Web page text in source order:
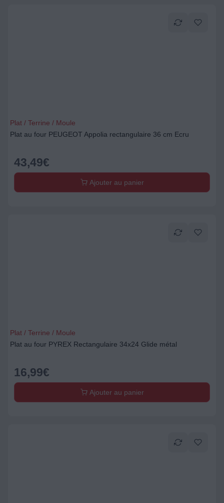
Plat / Terrine / Moule
Plat au four PEUGEOT Appolia rectangulaire 36 cm Ecru
43,49€
Ajouter au panier
Plat / Terrine / Moule
Plat au four PYREX Rectangulaire 34x24 Glide métal
16,99€
Ajouter au panier